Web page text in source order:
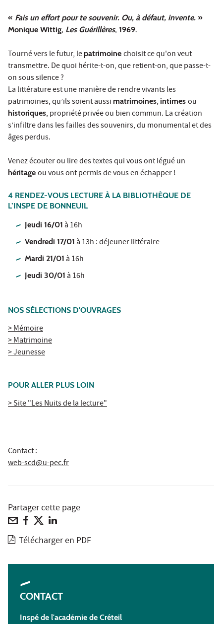
« Fais un effort pour te souvenir. Ou, à défaut, invente. »
Monique Wittig, Les Guérillères, 1969.
Tourné vers le futur, le patrimoine choisit ce qu'on veut
transmettre. De quoi hérite-t-on, que retient-on, que passe-t-
on sous silence ?
La littérature est une manière de rendre vivants les
patrimoines, qu’ils soient aussi matrimoines, intimes ou
historiques, propriété privée ou bien commun. La création
s’infiltre dans les failles des souvenirs, du monumental et des
âges perdus.
Venez écouter ou lire des textes qui vous ont légué un
héritage ou vous ont permis de vous en échapper !
4 RENDEZ-VOUS LECTURE À LA BIBLIOTHÈQUE DE
L’INSPE DE BONNEUIL
Jeudi 16/01 à 16h
Vendredi 17/01 à 13h : déjeuner littéraire
Mardi 21/01 à 16h
Jeudi 30/01 à 16h
NOS SÉLECTIONS D'OUVRAGES
> Mémoire
> Matrimoine
> Jeunesse
POUR ALLER PLUS LOIN
> Site "Les Nuits de la lecture"
Contact :
web-scd@u-pec.fr
Partager cette page
Télécharger en PDF
CONTACT
Inspé de l'académie de Créteil